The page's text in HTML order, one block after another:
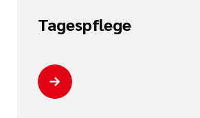
Tagespflege